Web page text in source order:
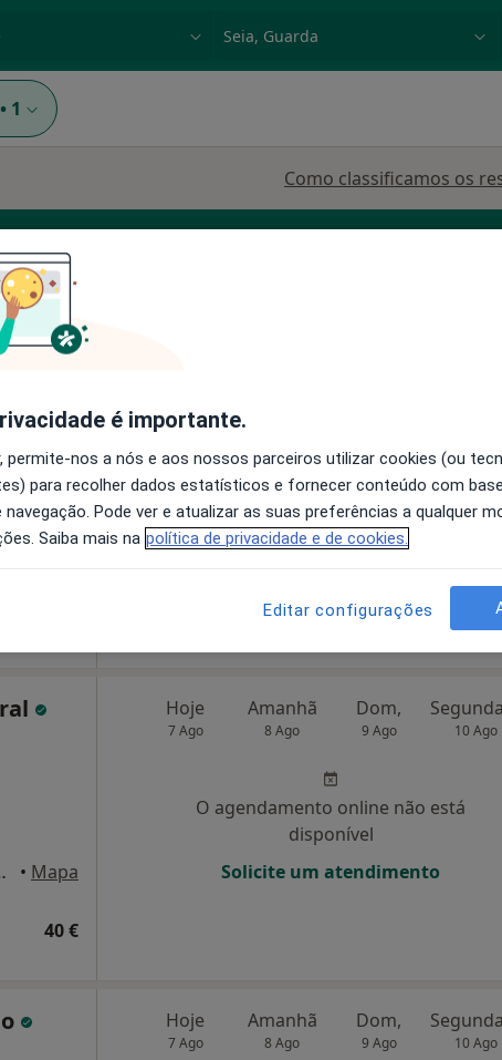
• 1
Como classificamos os
7 Ago
O agendamento online não está
disponível
n.º103, Seia • Mapa
40 €
Hoje
7 Ago
Amanhã
8 Ago
Dom,
9 Ago 10 Ago
O agendamento online não está
disponível
Solicite um atendimento
Hoje
7 Ago
Amanhã
8 Ago
Dom,
9 Ago 10 Ago
é importante.
permite-nos a nós e aos nossos parceiros utilizar cookies (ou
para recolher dados estatísticos e fornecer conteúdo com
navegação. Pode ver e atualizar as suas preferências a qualquer
Saiba mais na política de privacidade e de cookies.
Editar configurações